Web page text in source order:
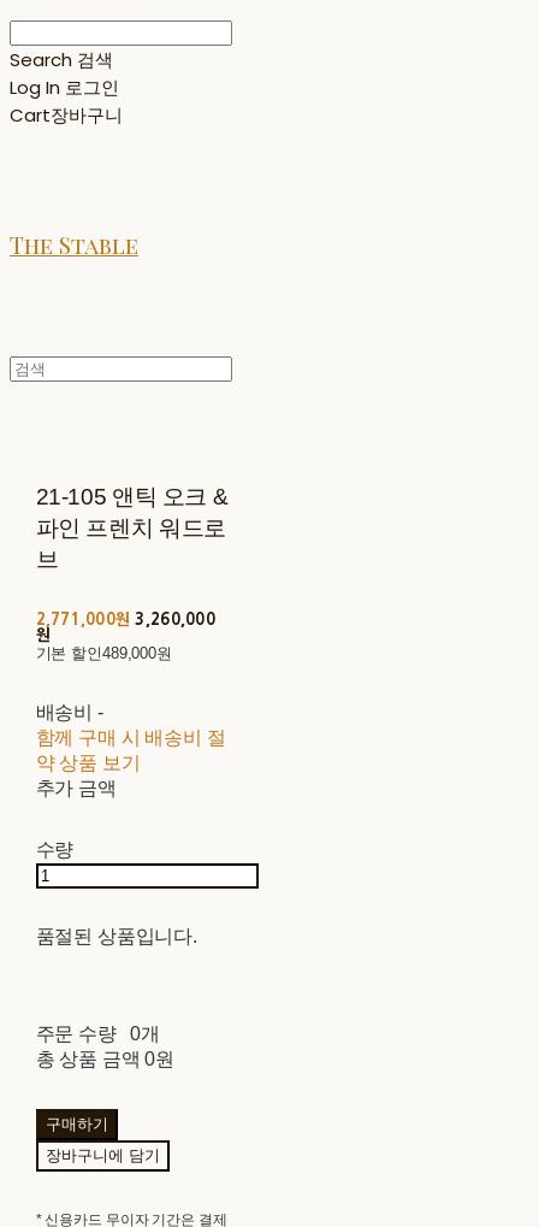
Search 검색
Log In 로그인
Cart장바구니
The Stable
21-105 앤틱 오크 &
파인 프렌치 워드로
브
2,771,000원3,260,000
원
기본 할인489,000원
배송비 -
함께 구매 시 배송비 절
약 상품 보기
추가 금액
수량
품절된 상품입니다.
주문 수량
0개
총 상품 금액 0원
구매하기
장바구니에 담기
* 신용카드 무이자 기간은 결제